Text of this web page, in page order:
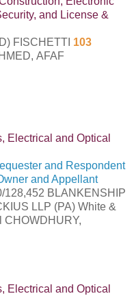
and License &
FISCHETTI 103
AFAF
Electrical and Optical
and Respondent
and Appellant
128,452 BLANKENSHIP
LLP (PA) White &
CHOWDHURY,
Electrical and Optical